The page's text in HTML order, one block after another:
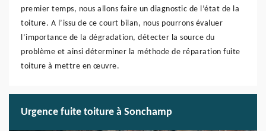
premier temps, nous allons faire un diagnostic de l’état de la
toiture. A l’issu de ce court bilan, nous pourrons évaluer
l’importance de la dégradation, détecter la source du
problème et ainsi déterminer la méthode de réparation fuite
toiture à mettre en œuvre.
Urgence fuite toiture à Sonchamp